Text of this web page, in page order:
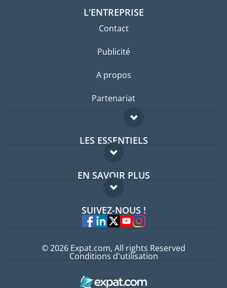
L'ENTREPRISE
Contact
Publicité
A propos
Partenariat
LES ESSENTIELS
Forum expatriés
Guides pays
EN SAVOIR PLUS
FAQ
Experts
SUIVEZ-NOUS !
© 2026 Expat.com, All rights Reserved
Conditions d'utilisation